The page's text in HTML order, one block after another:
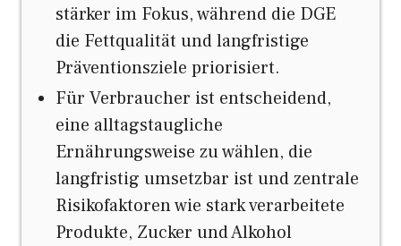
stärker im Fokus, während die DGE
die Fettqualität und langfristige
Präventionsziele priorisiert.
Für Verbraucher ist entscheidend,
eine alltagstaugliche
Ernährungsweise zu wählen, die
langfristig umsetzbar ist und zentrale
Risikofaktoren wie stark verarbeitete
Produkte, Zucker und Alkohol